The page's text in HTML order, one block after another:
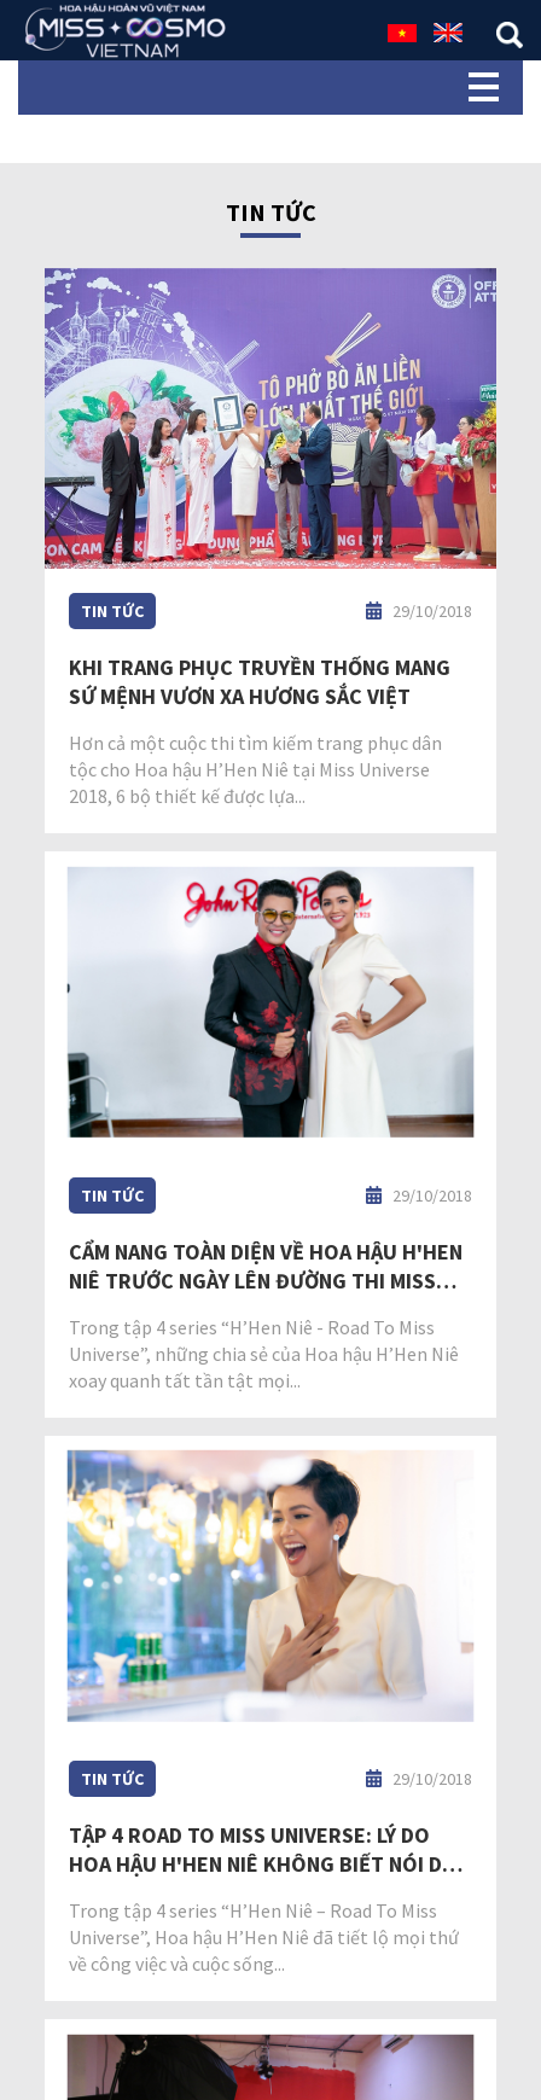
TIN TỨC
TIN TỨC 29/10/2018
KHI TRANG PHỤC TRUYỀN THỐNG MANG
SỨ MỆNH VƯƠN XA HƯƠNG SẮC VIỆT
Hơn cả một cuộc thi tìm kiếm trang phục dân
tộc cho Hoa hậu H’Hen Niê tại Miss Universe
2018, 6 bộ thiết kế được lựa...
TIN TỨC 29/10/2018
CẨM NANG TOÀN DIỆN VỀ HOA HẬU H'HEN
NIÊ TRƯỚC NGÀY LÊN ĐƯỜNG THI MISS
Trong tập 4 series “H’Hen Niê - Road To Miss
Universe”, những chia sẻ của Hoa hậu H’Hen Niê
xoay quanh tất tần tật mọi...
TIN TỨC 29/10/2018
TẬP 4 ROAD TO MISS UNIVERSE: LÝ DO
HOA HẬU H'HEN NIÊ KHÔNG BIẾT NÓI DỐI
Trong tập 4 series “H’Hen Niê – Road To Miss
Universe”, Hoa hậu H’Hen Niê đã tiết lộ mọi thứ
về công việc và cuộc sống...